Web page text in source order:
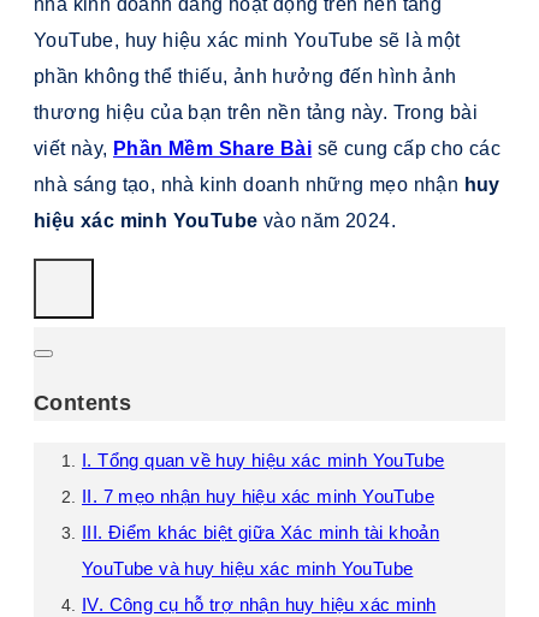
nhà kinh doanh đang hoạt động trên nền tảng
YouTube, huy hiệu xác minh YouTube sẽ là một
phần không thể thiếu, ảnh hưởng đến hình ảnh
thương hiệu của bạn trên nền tảng này. Trong bài
viết này, Phần Mềm Share Bài sẽ cung cấp cho các
nhà sáng tạo, nhà kinh doanh những mẹo nhận huy
hiệu xác minh YouTube vào năm 2024.
Contents
I. Tổng quan về huy hiệu xác minh YouTube
II. 7 mẹo nhận huy hiệu xác minh YouTube
III. Điểm khác biệt giữa Xác minh tài khoản
YouTube và huy hiệu xác minh YouTube
IV. Công cụ hỗ trợ nhận huy hiệu xác minh